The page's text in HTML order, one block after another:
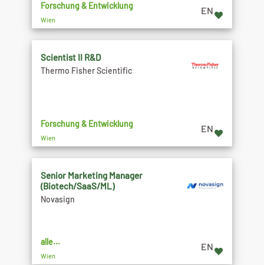
Forschung & Entwicklung
Wien
EN
Scientist II R&D
Thermo Fisher Scientific
Forschung & Entwicklung
Wien
EN
Senior Marketing Manager
(Biotech/SaaS/ML)
Novasign
alle...
Wien
EN